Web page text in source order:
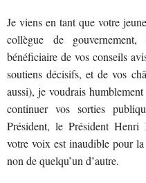
Je viens en tant que votre
collègue de
bénéficiaire de vos conseils
soutiens décisifs, et de vos
aussi), je voudrais
continuer vos sorties
Président, le Président
votre voix est inaudible pour
non de quelqu’un d’autre.